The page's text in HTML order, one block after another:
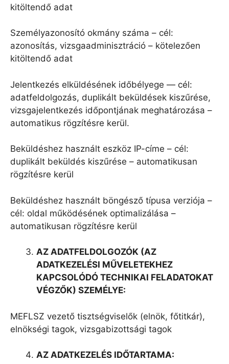
kitöltendő adat
Személyazonosító okmány száma – cél:
azonosítás, vizsgaadminisztráció – kötelezően
kitöltendő adat
Jelentkezés elküldésének időbélyege — cél:
adatfeldolgozás, duplikált beküldések kiszűrése,
vizsgajelentkezés időpontjának meghatározása –
automatikus rögzítésre kerül.
Beküldéshez használt eszköz IP-címe – cél:
duplikált beküldés kiszűrése – automatikusan
rögzítésre kerül
Beküldéshez használt böngésző típusa verziója –
cél: oldal működésének optimalizálása –
automatikusan rögzítésre kerül
AZ ADATFELDOLGOZÓK (AZ
ADATKEZELÉSI MŰVELETEKHEZ
KAPCSOLÓDÓ TECHNIKAI FELADATOKAT
VÉGZŐK) SZEMÉLYE:
MEFLSZ vezető tisztségviselők (elnök, főtitkár),
elnökségi tagok, vizsgabizottsági tagok
AZ ADATKEZELÉS IDŐTARTAMA: